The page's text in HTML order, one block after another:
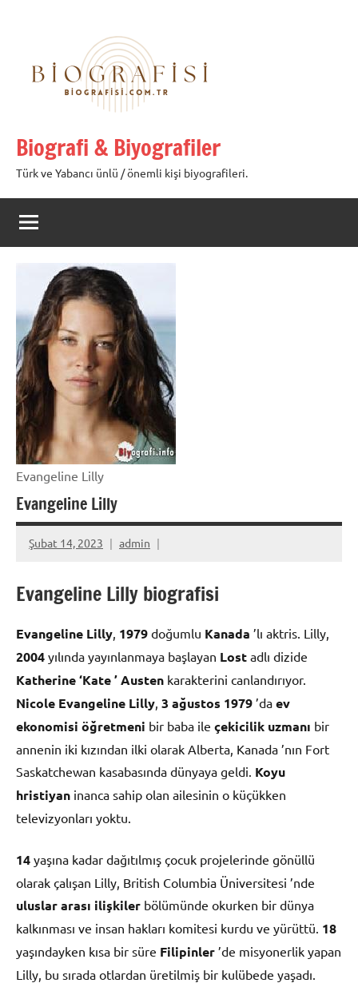
Biografi & Biyografiler
Türk ve Yabancı ünlü / önemli kişi biyografileri.
Evangeline Lilly
Evangeline Lilly
Şubat 14, 2023 admin
Evangeline Lilly biografisi
Evangeline Lilly 1979 doğumlu Kanada ’lı aktris. Lilly,
2004 yılında yayınlanmaya başlayan Lost adlı dizide
Katherine ‘Kate ’ Austen karakterini canlandırıyor.
Nicole Evangeline Lilly 3 ağustos 1979 ’da ev
ekonomisi öğretmeni bir baba ile çekicilik uzmanı bir
annenin iki kızından ilki olarak Alberta, Kanada ’nın Fort
Saskatchewan kasabasında dünyaya geldi. Koyu
hristiyan inanca sahip olan ailesinin o küçükken
televizyonları yoktu.
14 yaşına kadar dağıtılmış çocuk projelerinde gönüllü
olarak çalışan Lilly, British Columbia Üniversitesi ’nde
uluslar arası ilişkiler bölümünde okurken bir dünya
kalkınması ve insan hakları komitesi kurdu ve yürüttü. 18
yaşındayken kısa bir süre Filipinler ’de misyonerlik yapan
Lilly, bu sırada otlardan üretilmiş bir kulübede yaşadı.